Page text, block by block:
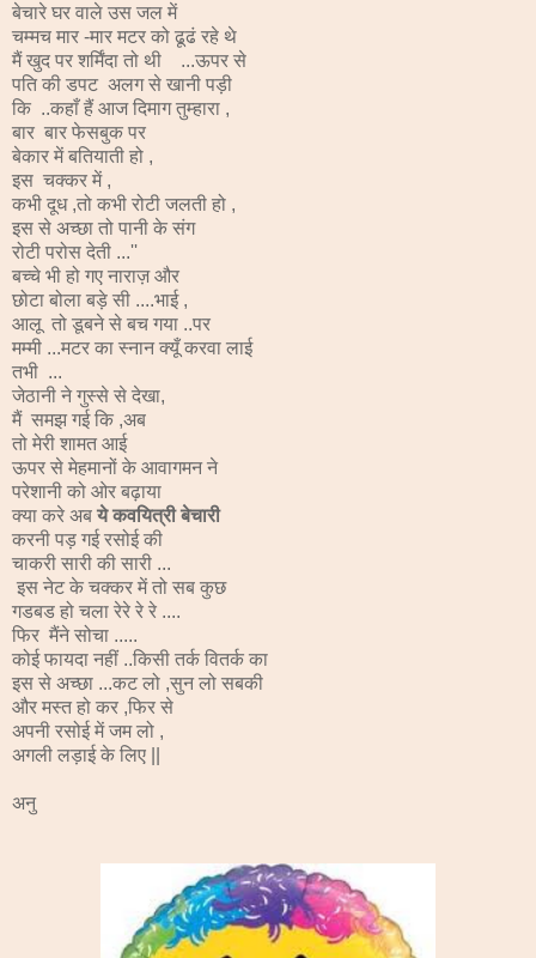
बेचारे घर वाले उस जल में
चम्मच मार -मार मटर को ढूढं रहे थे
मैं खुद पर शर्मिंदा तो थी ...ऊपर से
पति की डपट अलग से खानी पड़ी
कि ..कहाँ हैं आज दिमाग तुम्हारा ,
बार बार फेसबुक पर
बेकार में बतियाती हो ,
इस चक्कर में ,
कभी दूध ,तो कभी रोटी जलती हो ,
इस से अच्छा तो पानी के संग
रोटी परोस देती ...''
बच्चे भी हो गए नाराज़ और
छोटा बोला बड़े सी ....भाई ,
आलू तो डूबने से बच गया ..पर
मम्मी ...मटर का स्नान क्यूँ करवा लाई
तभी ...
जेठानी ने गुस्से से देखा,
मैं समझ गई कि ,अब
तो मेरी शामत आई
ऊपर से मेहमानों के आवागमन ने
परेशानी को ओर बढ़ाया
क्या करे अब ये कवयित्री बेचारी
करनी पड़ गई रसोई की
चाकरी सारी की सारी ...
इस नेट के चक्कर में तो सब कुछ
गडबड हो चला रेरे रे रे ....
फिर मैंने सोचा .....
कोई फायदा नहीं ..किसी तर्क वितर्क का
इस से अच्छा ...कट लो ,सुन लो सबकी
और मस्त हो कर ,फिर से
अपनी रसोई में जम लो ,
अगली लड़ाई के लिए ||
अनु